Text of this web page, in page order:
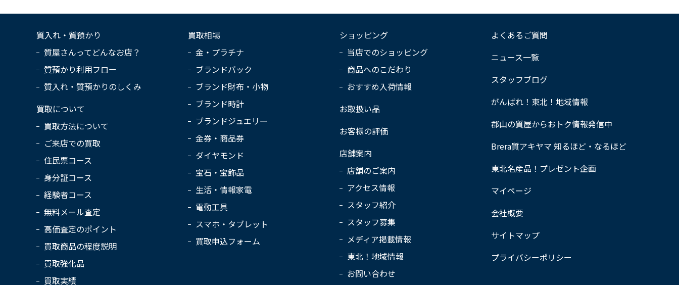
質入れ・質預かり
質屋さんってどんなお店？
質預かり利用フロー
質入れ・質預かりのしくみ
買取について
買取方法について
ご来店での買取
住民票コース
身分証コース
経験者コース
無料メール査定
高価査定のポイント
買取商品の程度説明
買取強化品
買取実績
買取相場
金・プラチナ
ブランドバック
ブランド財布・小物
ブランド時計
ブランドジュエリー
金券・商品券
ダイヤモンド
宝石・宝飾品
生活・情報家電
電動工具
スマホ・タブレット
買取申込フォーム
ショッピング
当店でのショッピング
商品へのこだわり
おすすめ入荷情報
お取扱い品
お客様の評価
店舗案内
店舗のご案内
アクセス情報
スタッフ紹介
スタッフ募集
メディア掲載情報
東北！地域情報
お問い合わせ
よくあるご質問
ニュース一覧
スタッフブログ
がんばれ！東北！地域情報
郡山の質屋からおトク情報発信中
Brera質アキヤマ 知るほど・なるほど
東北名産品！プレゼント企画
マイページ
会社概要
サイトマップ
プライバシーポリシー